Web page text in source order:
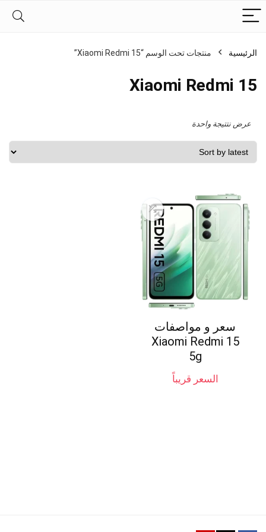
الرئيسية منتجات تحت الوسم “Xiaomi Redmi 15”
Xiaomi Redmi 15
عرض نتتيجة واحدة
سعر و مواصفات
Xiaomi Redmi 15
5g
السعر قريباً